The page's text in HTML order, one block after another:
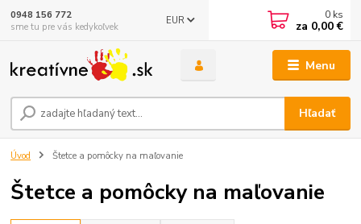
Menu
EUR
Hľadať
0948 156 772
sme tu pre vás kedykoľvek
0 ks
za 0,00 €
Úvod Štetce a pomôcky na maľovanie
Štetce a pomôcky na maľovanie